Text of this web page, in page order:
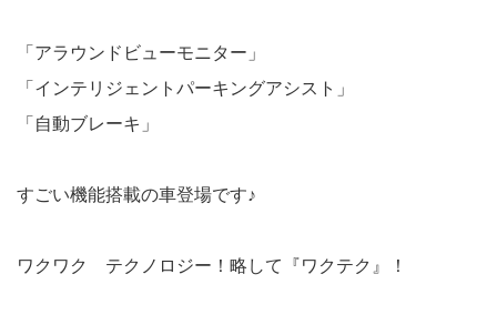
「アラウンドビューモニター」
「インテリジェントパーキングアシスト」
「自動ブレーキ」
すごい機能搭載の車登場です♪
ワクワク テクノロジー！略して『ワクテク』！